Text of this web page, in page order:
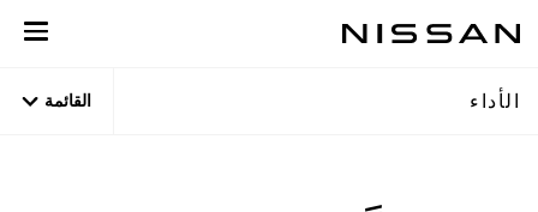
إلى
المحتوى
الأداء القائمة